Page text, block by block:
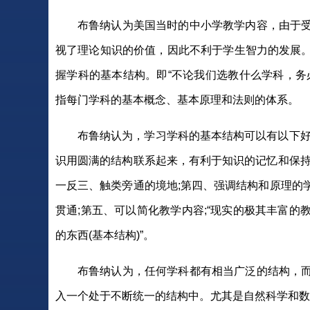
布鲁纳认为美国当时的中小学教学内容，由于
视了理论知识的价值，因此不利于学生智力的发展
握学科的基本结构。即“不论我们选教什么学科，
指每门学科的基本概念、基本原理和法则的体系。
布鲁纳认为，学习学科的基本结构可以有以下
识用圆满的结构联系起来，有利于知识的记忆和保
一反三、触类旁通的境地;第四、强调结构和原理
贯通;第五、可以简化教学内容;“现实的极其丰富的
的东西(基本结构)”。
布鲁纳认为，任何学科都有相当广泛的结构，
入一个处于不断统一的结构中。尤其是自然科学和